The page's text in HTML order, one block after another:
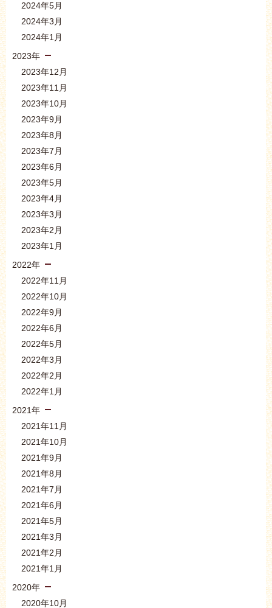
2024年5月
2024年3月
2024年1月
2023年
2023年12月
2023年11月
2023年10月
2023年9月
2023年8月
2023年7月
2023年6月
2023年5月
2023年4月
2023年3月
2023年2月
2023年1月
2022年
2022年11月
2022年10月
2022年9月
2022年6月
2022年5月
2022年3月
2022年2月
2022年1月
2021年
2021年11月
2021年10月
2021年9月
2021年8月
2021年7月
2021年6月
2021年5月
2021年3月
2021年2月
2021年1月
2020年
2020年10月